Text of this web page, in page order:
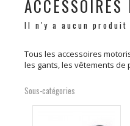
ACCESSOIRES
Il n'y a aucun produit
Tous les accessoires
les gants, les vêtements de
Sous-catégories